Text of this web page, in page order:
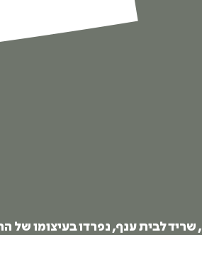
שריד לבית ענף, נפרדו בעיצומו